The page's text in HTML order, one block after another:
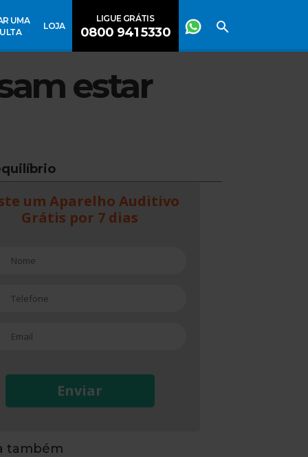
UMA
LOJA
LIGUE GRÁTIS
0800 941 5330
estar
um Aparelho Auditivo
Grátis por 7 dias
Enviar
também